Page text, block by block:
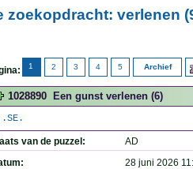
zoekopdracht: verlenen
1 2 3 4 5 Archief
1028890 Een gunst verlenen (6)
van de puzzel:
AD
28 juni 2026